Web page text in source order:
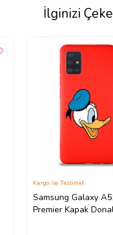
İlginizi
Samsung Galaxy
Premier Kapak
Kargo ile Teslimat